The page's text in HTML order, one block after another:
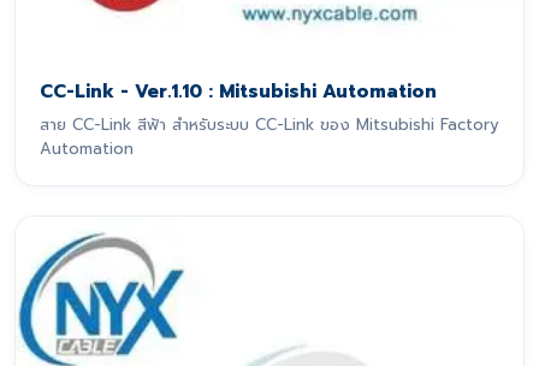
CC-Link - Ver.1.10 : Mitsubishi Automation
สาย CC-Link สีฟ้า สำหรับระบบ CC-Link ของ Mitsubishi Factory
Automation